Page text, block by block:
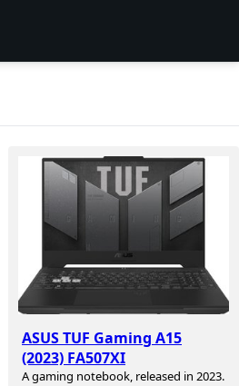
ASUS TUF Gaming A15
(2023) FA507XI
A gaming notebook, released in 2023.